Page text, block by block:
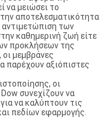
να μειώσει το
αποτελεσματικότητα
αντιμετώπιση των
καθημερινή ζωή είτε
προκλήσεων της
μεμβράνες
παρέχουν αξιόπιστες
οι
συνεχίζουν να
να καλύπτουν τις
πεδίων εφαρμογής.